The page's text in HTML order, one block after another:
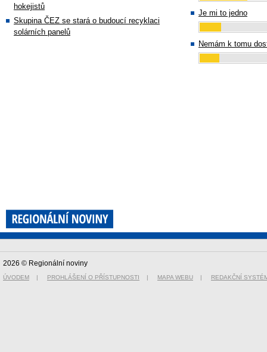
hokejistů
Skupina ČEZ se stará o budoucí recyklaci
solárních panelů
Je mi to jedno
Nemám k tomu
2026 © Regionální noviny
ÚVODEM | PROHLÁŠENÍ O PŘÍSTUPNOSTI | MAPA WEBU | REDAKČNÍ